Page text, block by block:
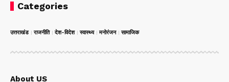
Categories
उत्तराखंड राजनीति देश-विदेश स्वास्थ्य मनोरंजन सामाजिक
About US